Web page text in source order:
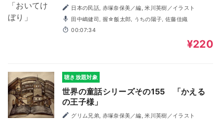
日本の民話, 赤塚奈保美／編, 米川英樹／イラスト
田中嶋健司, 握☆飯太郎, うちの陽子, 佐藤佳織
00:07:34
¥220
聴き放題対象
世界の童話シリーズその155 「かえる
の王子様」
グリム兄弟, 赤塚奈保美／編, 米川英樹／イラスト